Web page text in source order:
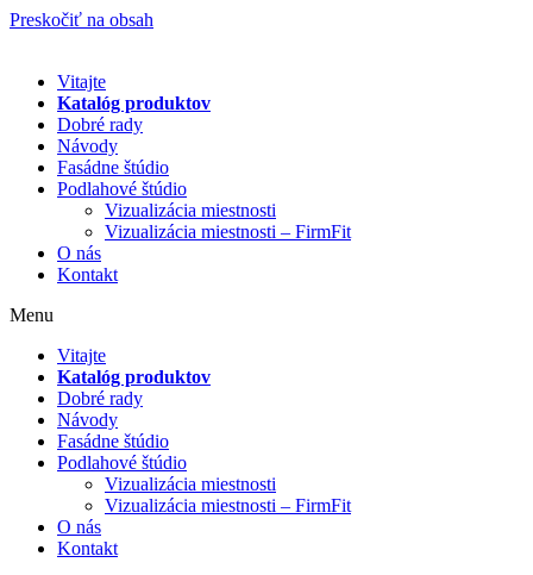
Preskočiť na obsah
Vitajte
Katalóg produktov
Dobré rady
Návody
Fasádne štúdio
Podlahové štúdio
Vizualizácia miestnosti
Vizualizácia miestnosti – FirmFit
O nás
Kontakt
Menu
Vitajte
Katalóg produktov
Dobré rady
Návody
Fasádne štúdio
Podlahové štúdio
Vizualizácia miestnosti
Vizualizácia miestnosti – FirmFit
O nás
Kontakt